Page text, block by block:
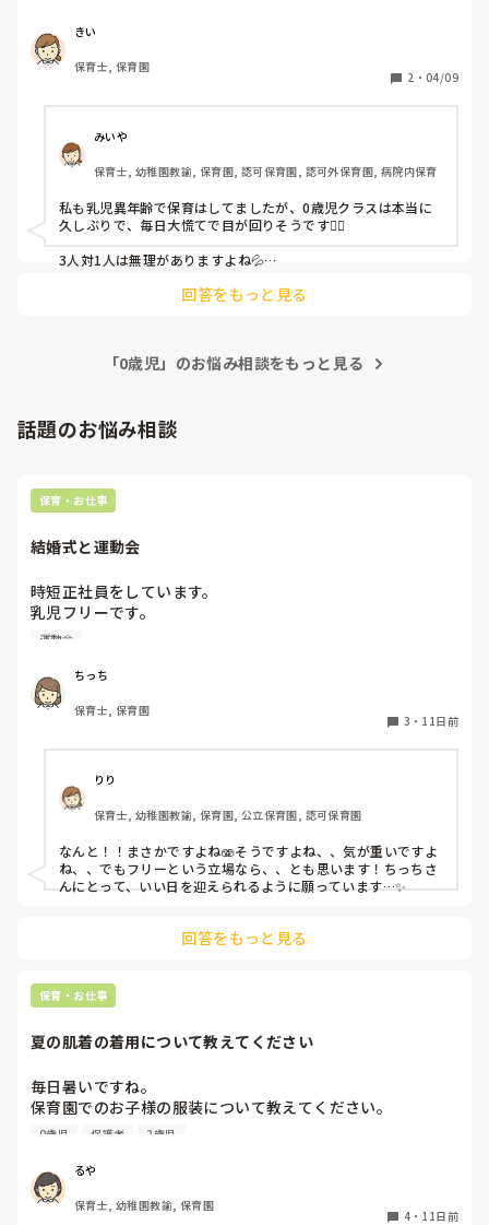
きい
保育士, 保育園
2 ・ 04/09
みいや
保育士, 幼稚園教諭, 保育園, 認可保育園, 認可外保育園, 病院内保育
私も乳児異年齢で保育はしてましたが、0歳児クラスは本当に
久しぶりで、毎日大慌てで目が回りそうです😵‍💫
3人対1人は無理がありますよね💦
今週が無事に終わってホッとしてます😮‍💨来週からもがんばりま
回答をもっと見る
「0歳児」のお悩み相談をもっと見る
話題のお悩み相談
保育・お仕事
結婚式と運動会
時短正社員をしています。
乳児フリーです。
親友の結婚式と職場の運動会が被ってしまいました、、、😭
運動会
ちっち
保育士, 保育園
3 ・ 11日前
りり
保育士, 幼稚園教諭, 保育園, 公立保育園, 認可保育園
なんと！！まさかですよね🫨そうですよね、、気が重いですよ
ね、、でもフリーという立場なら、、とも思います！ちっちさ
んにとって、いい日を迎えられるように願っています…✨
回答をもっと見る
保育・お仕事
夏の肌着の着用について教えてください
毎日暑いですね。
保育園でのお子様の服装について教えてください。
ですが、4月から新しい園で勤務開始したところ、肌着を着
ていませんでした。
以前は夏も汗を吸わせるために肌着は必要ですと保護者に説
0歳児 保護者 2歳児
るや
保育士, 幼稚園教諭, 保育園
4・ 11日前